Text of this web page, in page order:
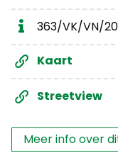
363/VK/VN/
Kaart
Streetview
Interesse?
Meer info over